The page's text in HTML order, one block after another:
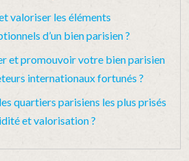
valoriser les éléments
d’un bien parisien ?
et promouvoir votre bien parisien
internationaux fortunés ?
quartiers parisiens les plus prisés
et valorisation ?